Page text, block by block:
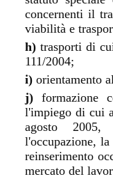
concernenti il
viabilità e
h) trasporti di
111/2004;
i)orientamento
j)formazione
l'impiego di cui
agosto
l'occupazione,
reinserimento
mercato del